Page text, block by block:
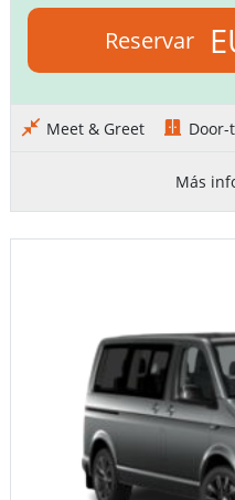
Reservar
Meet & Greet Door-
Más